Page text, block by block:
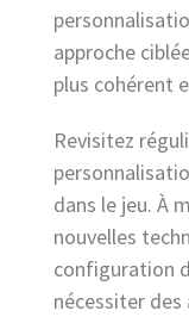
approche
plus cohérent
Revisitez
dans le jeu. À
nouvelles
configuration
nécessiter